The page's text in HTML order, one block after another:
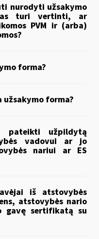
nurodyti užsakymo
turi vertinti, ar
PVM ir (arba)
forma?
forma?
pateikti užpildytą
vadovui ar jo
nariui ar ES
iš atstovybės
atstovybės nario
gavę sertifikatą su